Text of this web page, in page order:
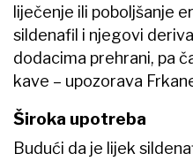
liječenje ili poboljšanje
sildenafil i njegovi
dodacima prehrani, pa
kave – upozorava
Široka upotreba
Budući da je lijek